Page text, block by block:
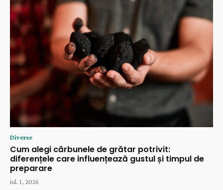
Diverse
Cum alegi cărbunele de grătar potrivit:
diferențele care influențează gustul și timpul de
preparare
iul. 1, 2026